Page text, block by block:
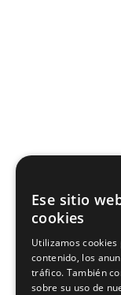
Ese sitio
cookies
Utilizamos
contenido, los
tráfico. También
sobre su uso de